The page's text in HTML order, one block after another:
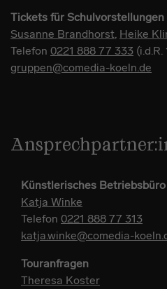
Tickets für Schulvorstellungen
Susanne Brandhorst Heike
Telefon 0221 888 77 333
gruppen@comedia-koeln.de
Künstlerisches Betriebsbüro
Katja Winke
Telefon 0221 888 77 313
katja.winke@comedia-
Touranfragen
Theresa Koster